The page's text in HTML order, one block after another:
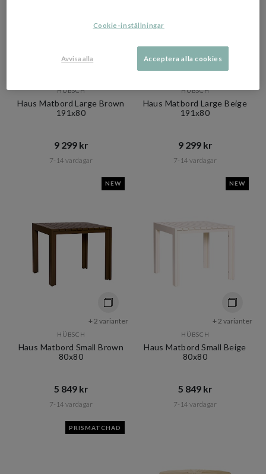
HÜBSCH
Haus Matbord Large Brown
191x80
9 299 kr​​
7-14 vardagar
HÜBSCH
Haus Matbord Large Beige
191x80
9 299 kr​​
7-14 vardagar
NEW
+ 2 varianter
HÜBSCH
Haus Matbord Small Brown
80x80
5 849 kr​​
7-14 vardagar
NEW
+ 2 varianter
HÜBSCH
Haus Matbord Small Beige
80x80
5 849 kr​​
7-14 vardagar
PRISMATCHAD
Cookie-inställningar
Avvisa alla Acceptera alla cookies